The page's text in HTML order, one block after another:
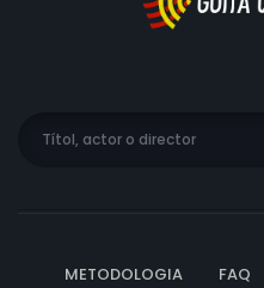
METODOLOGIA FAQ